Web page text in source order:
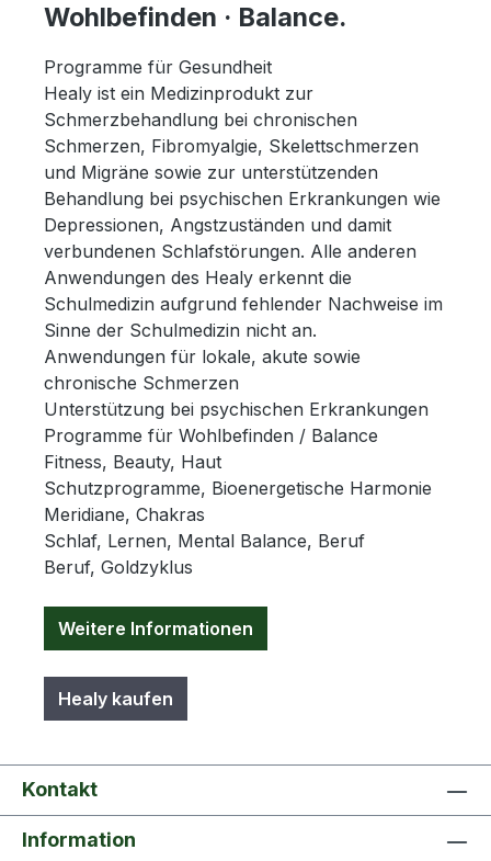
Wohlbefinden · Balance.
Programme für Gesundheit
Healy ist ein Medizinprodukt zur
Schmerzbehandlung bei chronischen
Schmerzen, Fibromyalgie, Skelettschmerzen
und Migräne sowie zur unterstützenden
Behandlung bei psychischen Erkrankungen wie
Depressionen, Angstzuständen und damit
verbundenen Schlafstörungen. Alle anderen
Anwendungen des Healy erkennt die
Schulmedizin aufgrund fehlender Nachweise im
Sinne der Schulmedizin nicht an.
Anwendungen für lokale, akute sowie
chronische Schmerzen
Unterstützung bei psychischen Erkrankungen
Programme für Wohlbefinden / Balance
Fitness, Beauty, Haut
Schutzprogramme, Bioenergetische Harmonie
Meridiane, Chakras
Schlaf, Lernen, Mental Balance, Beruf
Beruf, Goldzyklus
Weitere Informationen
Healy kaufen
Kontakt
Information